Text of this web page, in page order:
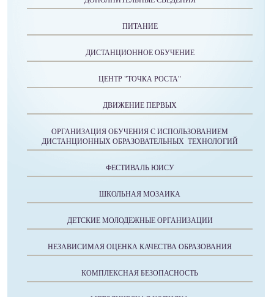
ПИТАНИЕ
ДИСТАНЦИОННОЕ ОБУЧЕНИЕ
ЦЕНТР "ТОЧКА РОСТА"
ДВИЖЕНИЕ ПЕРВЫХ
ОРГАНИЗАЦИЯ ОБУЧЕНИЯ С ИСПОЛЬЗОВАНИЕМ
ДИСТАНЦИОННЫХ ОБРАЗОВАТЕЛЬНЫХ ТЕХНОЛОГИЙ
ФЕСТИВАЛЬ ЮИСУ
ШКОЛЬНАЯ МОЗАИКА
ДЕТСКИЕ МОЛОДЕЖНЫЕ ОРГАНИЗАЦИИ
НЕЗАВИСИМАЯ ОЦЕНКА КАЧЕСТВА ОБРАЗОВАНИЯ
КОМПЛЕКСНАЯ БЕЗОПАСНОСТЬ